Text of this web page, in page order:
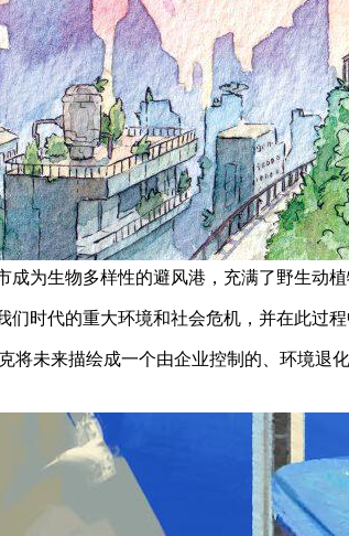
为生物多样性的避风港，充满了野生动植
时代的重大环境和社会危机，并在此过
将未来描绘成一个由企业控制的、环境